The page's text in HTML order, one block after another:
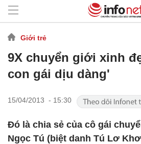
Giới trẻ
9X chuyển giới xinh
con gái dịu dàng'
15/04/2013 - 15:30
Đó là chia sẻ của cô gái
Ngọc Tú (biệt danh Tú Lơ